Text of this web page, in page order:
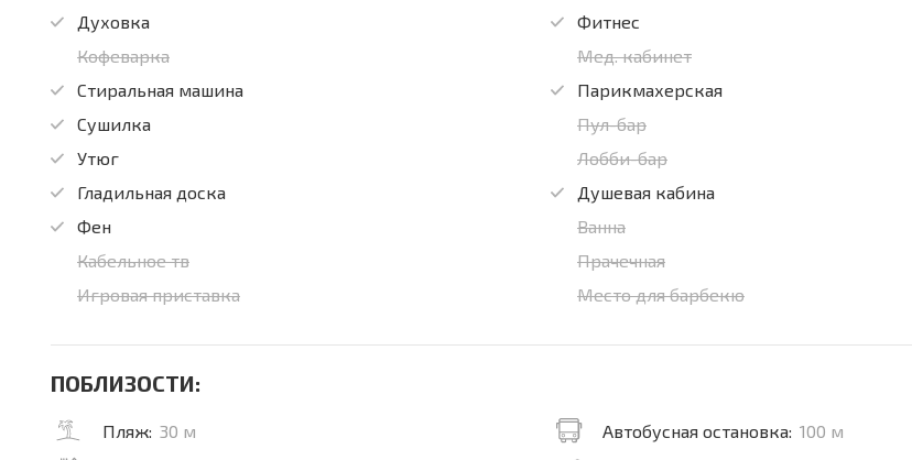
Духовка
Кофеварка
Стиральная машина
Сушилка
Утюг
Гладильная доска
Фен
Кабельное тв
Игровая приставка
Фитнес
Мед. кабинет
Парикмахерская
Пул-бар
Лобби-бар
Душевая кабина
Ванна
Прачечная
Место для барбекю
ПОБЛИЗОСТИ:
Пляж: 30 м
Автобусная остановка: 100 м